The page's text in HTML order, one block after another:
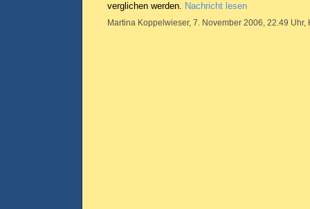
verglichen werden. Nachricht lesen
Martina Koppelwieser, 7. November 2006, 22.49